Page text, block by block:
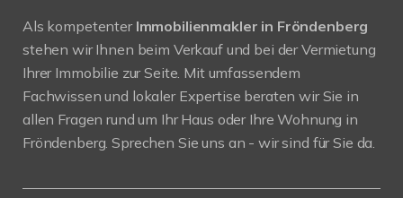
Als kompetenter Immobilienmakler in Fröndenberg
stehen wir Ihnen beim Verkauf und bei der Vermietung
Ihrer Immobilie zur Seite. Mit umfassendem
Fachwissen und lokaler Expertise beraten wir Sie in
allen Fragen rund um Ihr Haus oder Ihre Wohnung in
Fröndenberg. Sprechen Sie uns an - wir sind für Sie da.